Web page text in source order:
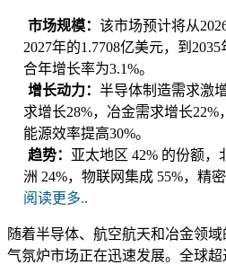
市场规模： 该市场预计将从
2027年的1.7708亿美元，到
合年增长率为3.1%。
增长动力： 半导体制造需求激
求增长28%，冶金需求增长22%
能源效率提高30%。
趋势： 亚太地区 42% 的份额，
洲 24%，物联网集成 55%，精
阅读更多..
随着半导体、航空航天和冶金领
气氛炉市场正在迅速发展。全球